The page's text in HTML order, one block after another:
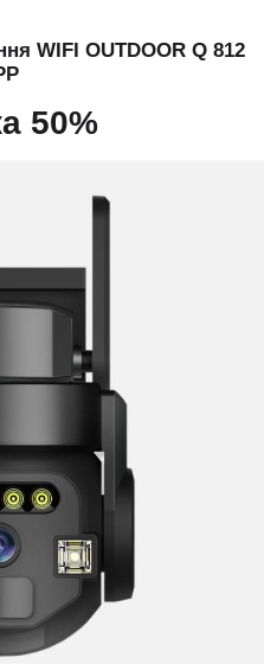
WIFI OUTDOOR Q 812
50%